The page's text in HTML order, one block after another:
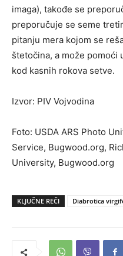
imaga), takođe se
preporučuje se seme
pitanju mera kojom se
štetočina, a može pomoći
kod kasnih rokova setve.
Izvor: PIV Vojvodina
Foto: USDA ARS Photo
Service, Bugwood.org,
University, Bugwood.org
KLJUČNE REČI Diabrotica